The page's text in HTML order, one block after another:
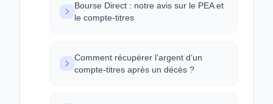
Bourse Direct : notre avis sur le PEA et
le compte-titres
Comment récupérer l’argent d’un
compte-titres après un décès ?